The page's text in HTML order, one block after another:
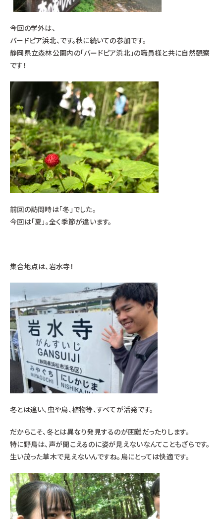
今回の学外は、
バードピア浜北、です。秋に続いての参加です。
静岡県立森林公園内の「バードピア浜北」の職員様と共に自然観察
です！
前回の訪問時は「冬」でした。
今回は「夏」。全く季節が違います。
集合地点は、岩水寺！
冬とは違い、虫や鳥、植物等、すべてが活発です。
だからこそ、冬とは異なり発見するのが困難だったりします。
特に野鳥は、声が聞こえるのに姿が見えないなんてこともざらです。
生い茂った草木で見えないんですね。鳥にとっては快適です。